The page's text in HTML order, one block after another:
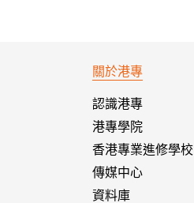
關於港專
認識港專
港專學院
香港專業進修學校
傳媒中心
資料庫